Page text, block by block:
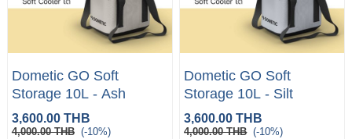
Dometic GO Soft
Storage 10L - Ash
3,600.00 THB
4,000.00 THB (-10%)
Dometic GO Soft
Storage 10L - Silt
3,600.00 THB
4,000.00 THB (-10%)